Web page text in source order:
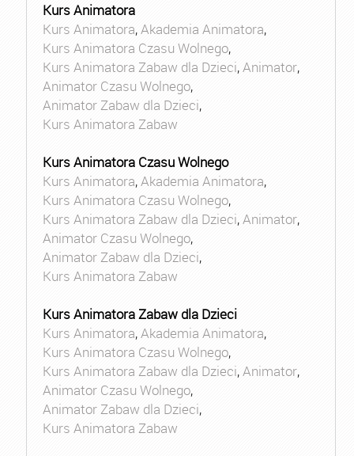
Kurs Animatora
Kurs Animatora,Akademia Animatora,
Kurs Animatora Czasu Wolnego,
Kurs Animatora Zabaw dla Dzieci,Animator,
Animator Czasu Wolnego,
Animator Zabaw dla Dzieci,
Kurs Animatora Zabaw
Kurs Animatora Czasu Wolnego
Kurs Animatora,Akademia Animatora,
Kurs Animatora Czasu Wolnego,
Kurs Animatora Zabaw dla Dzieci,Animator,
Animator Czasu Wolnego,
Animator Zabaw dla Dzieci,
Kurs Animatora Zabaw
Kurs Animatora Zabaw dla Dzieci
Kurs Animatora,Akademia Animatora,
Kurs Animatora Czasu Wolnego,
Kurs Animatora Zabaw dla Dzieci,Animator,
Animator Czasu Wolnego,
Animator Zabaw dla Dzieci,
Kurs Animatora Zabaw